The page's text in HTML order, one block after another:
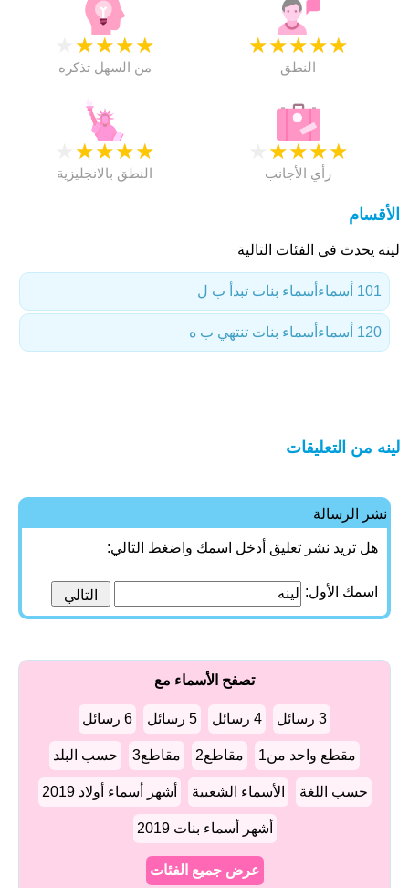
★
★
★
★
من السهل تذكره
★
★
★
★
★
النطق
★
★
★
★
النطق بالانجليزية
★
★
★
★
رأي الأجانب
الأقسام
لينه يحدث فى الفئات التالية
أسماء بنات تبدأ ب ل 101 أسماء
أسماء بنات تنتهي ب ه 120 أسماء
لينه من التعليقات
نشر الرسالة
هل تريد نشر تعليق أدخل اسمك واضغط التالي:
اسمك الأول:
تصفح الأسماء مع
3 رسائل 4 رسائل 5 رسائل 6 رسائل
مقطع واحد من1 مقاطع2 مقاطع3 حسب البلد
حسب اللغة الأسماء الشعبية أشهر أسماء أولاد 2019
أشهر أسماء بنات 2019
عرض جميع الفئات